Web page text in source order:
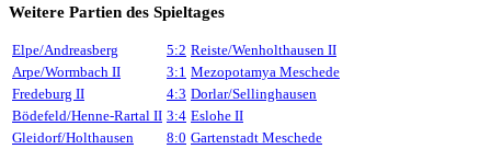
Weitere Partien des Spieltages
Elpe/Andreasberg 5:2 Reiste/Wenholthausen II
Arpe/Wormbach II
3:1 Mezopotamya Meschede
Fredeburg II
4:3 Dorlar/Sellinghausen
Bödefeld/Henne-Rartal II 3:4 Eslohe II
Gleidorf/Holthausen
8:0 Gartenstadt Meschede